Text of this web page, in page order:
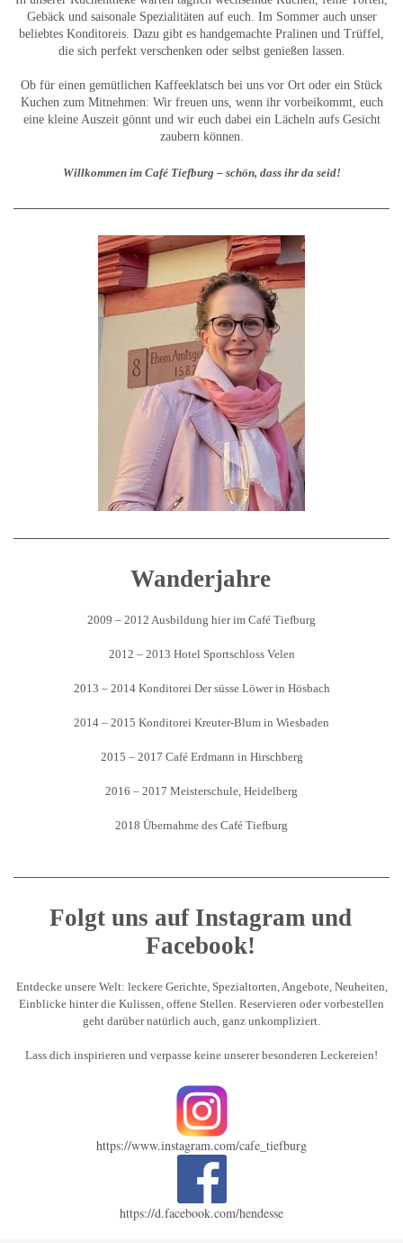
Gebäck und saisonale Spezialitäten auf euch. Im Sommer auch unser
beliebtes Konditoreis. Dazu gibt es handgemachte Pralinen und Trüffel,
die sich perfekt verschenken oder selbst genießen lassen.
Ob für einen gemütlichen Kaffeeklatsch bei uns vor Ort oder ein Stück
Kuchen zum Mitnehmen: Wir freuen uns, wenn ihr vorbeikommt, euch
eine kleine Auszeit gönnt und wir euch dabei ein Lächeln aufs Gesicht
zaubern können.
Willkommen im Café Tiefburg – schön, dass ihr da seid!
Wanderjahre
2009 – 2012 Ausbildung hier im Café Tiefburg
2012 – 2013 Hotel Sportschloss Velen
2013 – 2014 Konditorei Der süsse Löwer in Hösbach
2014 – 2015 Konditorei Kreuter-Blum in Wiesbaden
2015 – 2017 Café Erdmann in Hirschberg
2016 – 2017 Meisterschule, Heidelberg
2018 Übernahme des Café Tiefburg
Folgt uns auf Instagram und
Facebook!
Entdecke unsere Welt: leckere Gerichte, Spezialtorten, Angebote, Neuheiten,
Einblicke hinter die Kulissen, offene Stellen. Reservieren oder vorbestellen
geht darüber natürlich auch, ganz unkompliziert.
Lass dich inspirieren und verpasse keine unserer besonderen Leckereien!
https://www.instagram.com/cafe_tiefburg
https://d.facebook.com/hendesse